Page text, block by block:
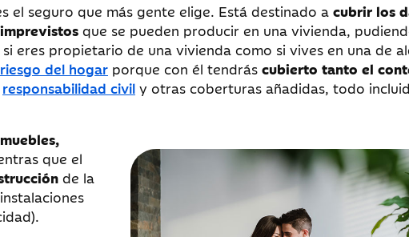
el seguro que más gente elige. Está destinado a cubrir los
que se pueden producir en una vivienda,
si eres propietario de una vivienda como si vives en una de
del hogar porque con él tendrás cubierto tanto el
responsabilidad civil y otras coberturas añadidas, todo
que el
de la